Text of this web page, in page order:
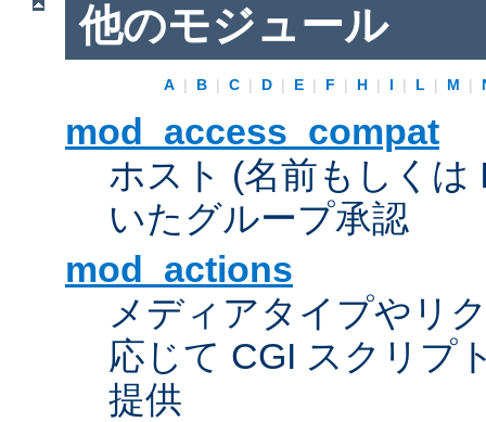
他のモジュール
A | B | C | D | E | F | H | I | L | M |
mod_access_compat
ホスト (名前もしくは
いたグループ承認
mod_actions
メディアタイプやリ
応じて CGI スクリプ
提供